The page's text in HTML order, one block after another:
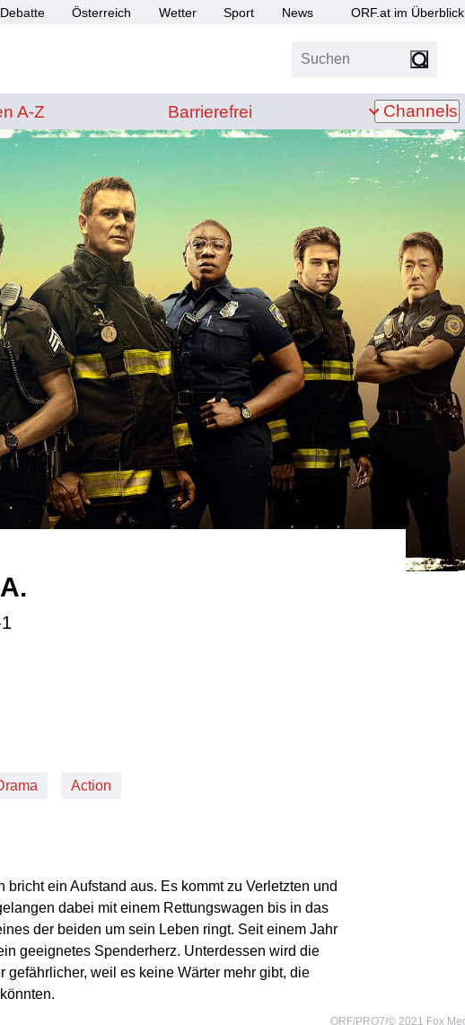
Debatte Österreich Wetter Sport News ORF.at im Überblick
Suchen
von A bis Z
A-Z Barrierefrei
Barrierefrei Channels
Action
bricht ein Aufstand aus. Es kommt zu Verletzten und
dabei mit einem Rettungswagen bis in das
der beiden um sein Leben ringt. Seit einem Jahr
geeignetes Spenderherz. Unterdessen wird die
gefährlicher, weil es keine Wärter mehr gibt, die
ORF/PRO7/© 2021 Fox